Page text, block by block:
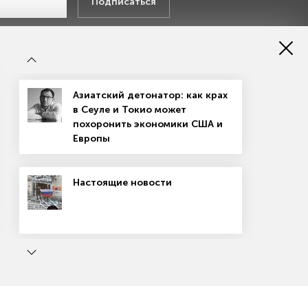
Азиатский детонатор: как крах
в Сеуле и Токио может
похоронить экономики США и
Европы
Настоящие новости